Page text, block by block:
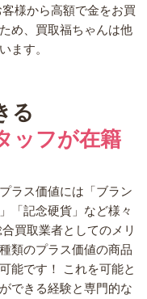
様から高額で金をお買
め、買取福ちゃんは他
ます。
る
ッフが在籍
ラス価値には「ブラン
「記念硬貨」など様々
買取業者としてのメリ
類のプラス価値の商品
能です！ これを可能と
できる経験と専門的な